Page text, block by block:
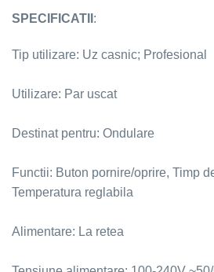
SPECIFICATII :
Tip utilizare: Uz casnic; Profesional
Utilizare: Par uscat
Destinat pentru: Ondulare
Functii: Buton pornire/oprire, Timp
Temperatura reglabila
Alimentare: La retea